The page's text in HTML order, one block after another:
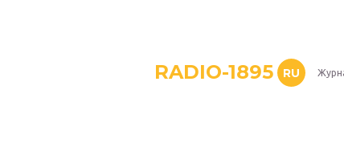
RADIO-1895 RU